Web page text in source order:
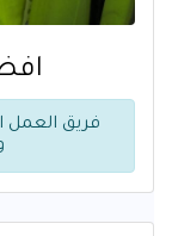
فريق العمل